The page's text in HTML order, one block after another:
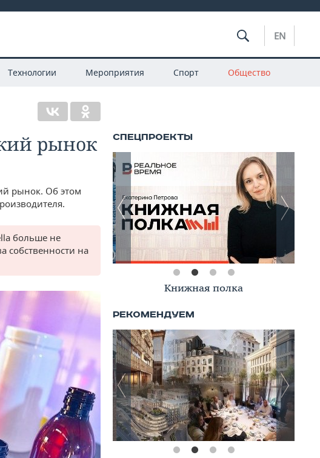
EN
Технологии Мероприятия Спорт Общество
рынок
рынок. Об этом
больше не
собственности на
Книжная полка